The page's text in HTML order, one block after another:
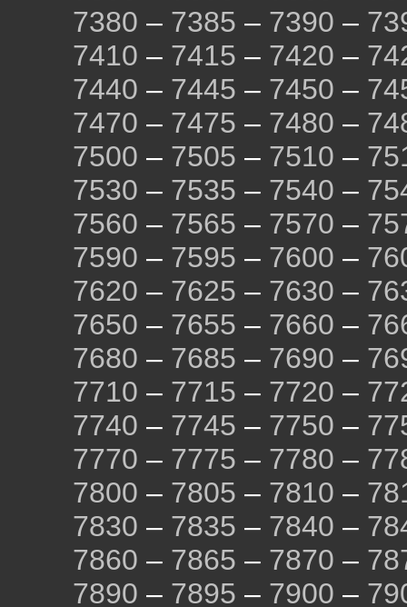
7380 – 7385 – 7390 –
7410 – 7415 – 7420 –
7440 – 7445 – 7450 –
7470 – 7475 – 7480 –
7500 – 7505 – 7510 –
7530 – 7535 – 7540 –
7560 – 7565 – 7570 –
7590 – 7595 – 7600 –
7620 – 7625 – 7630 –
7650 – 7655 – 7660 –
7680 – 7685 – 7690 –
7710 – 7715 – 7720 –
7740 – 7745 – 7750 –
7770 – 7775 – 7780 –
7800 – 7805 – 7810 –
7830 – 7835 – 7840 –
7860 – 7865 – 7870 –
7890 – 7895 – 7900 –